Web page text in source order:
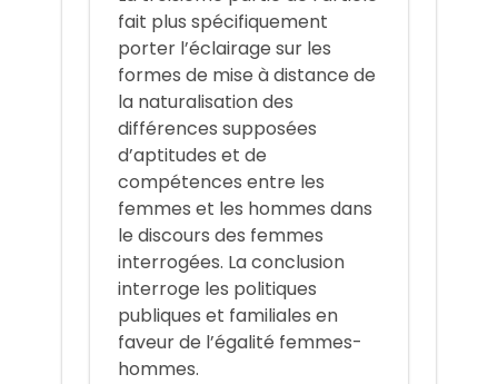
fait plus spécifiquement
porter l’éclairage sur les
formes de mise à distance de
la naturalisation des
différences supposées
d’aptitudes et de
compétences entre les
femmes et les hommes dans
le discours des femmes
interrogées. La conclusion
interroge les politiques
publiques et familiales en
faveur de l’égalité femmes-
hommes.